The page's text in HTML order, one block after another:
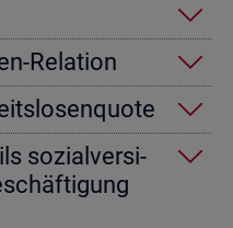
Re­la­ti­on
so­zi­al­ver­si­